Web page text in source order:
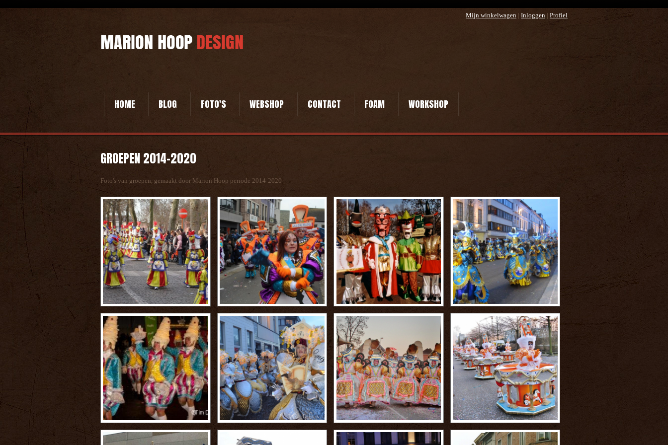
Mijn winkelwagen | Inloggen | Profiel
HOME BLOG FOTO'S WEBSHOP CONTACT FOAM WORKSHOP
GROEPEN 2014-2020
Foto's van groepen, gemaakt door Marion Hoop periode 2014-2020